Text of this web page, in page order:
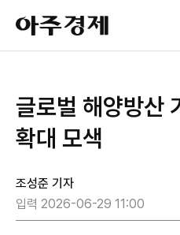
아
주
경
글로벌 해양방산
확대 모색
조성준 기자
입력 2026-06-29 11:00